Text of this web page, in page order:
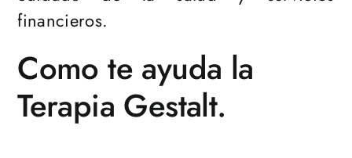
financieros.
Como te ayuda la
Terapia Gestalt.